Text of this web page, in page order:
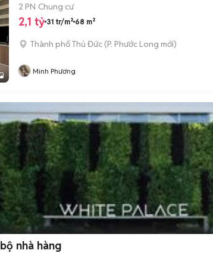
2 PN Chung cư
2,1 tỷ 31 tr/m² 68 m²
Thành phố Thủ Đức (P. Phước Long mới)
Minh Phương
nhà hàng